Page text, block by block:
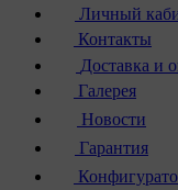
Личный
Контакты
Доставка и
Галерея
Новости
Гарантия